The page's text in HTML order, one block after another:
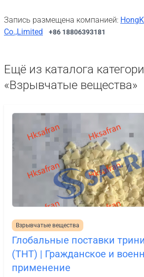
Запись размещена компанией:
Co.,Limited
+86 18806393181
Ещё из каталога
«Взрывчатые вещества»
Взрывчатые вещества
Глобальные поставки
(ТНТ) | Гражданское и
применение